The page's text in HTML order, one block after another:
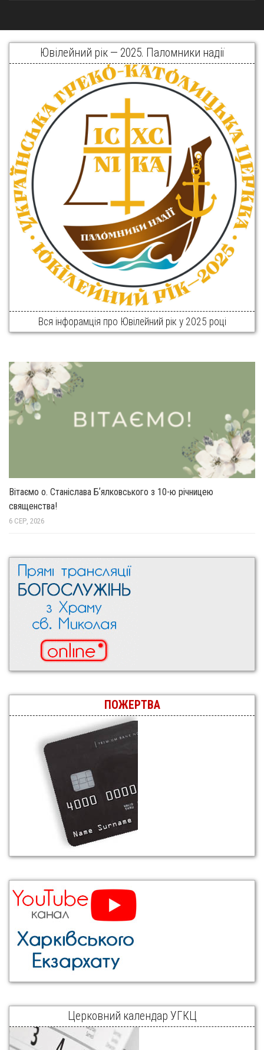
Ювілейний рік — 2025. Паломники надії
Вся інфорамція про Ювілейний рік у 2025 році
Вітаємо о. Станіслава Бʼялковського з 10-ю річницею
священства!
6 СЕР, 2026
ПОЖЕРТВА
Церковний календар УГКЦ